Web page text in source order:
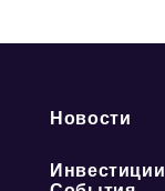
Новости
Инвестиции